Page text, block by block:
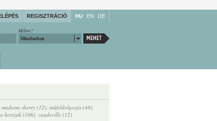
REGISZTRÁCIÓ HU EN DE
Miben?
Mindenben
madame sherry (12), műfeldolgozás (48),
korszak (106), vaudeville (12)